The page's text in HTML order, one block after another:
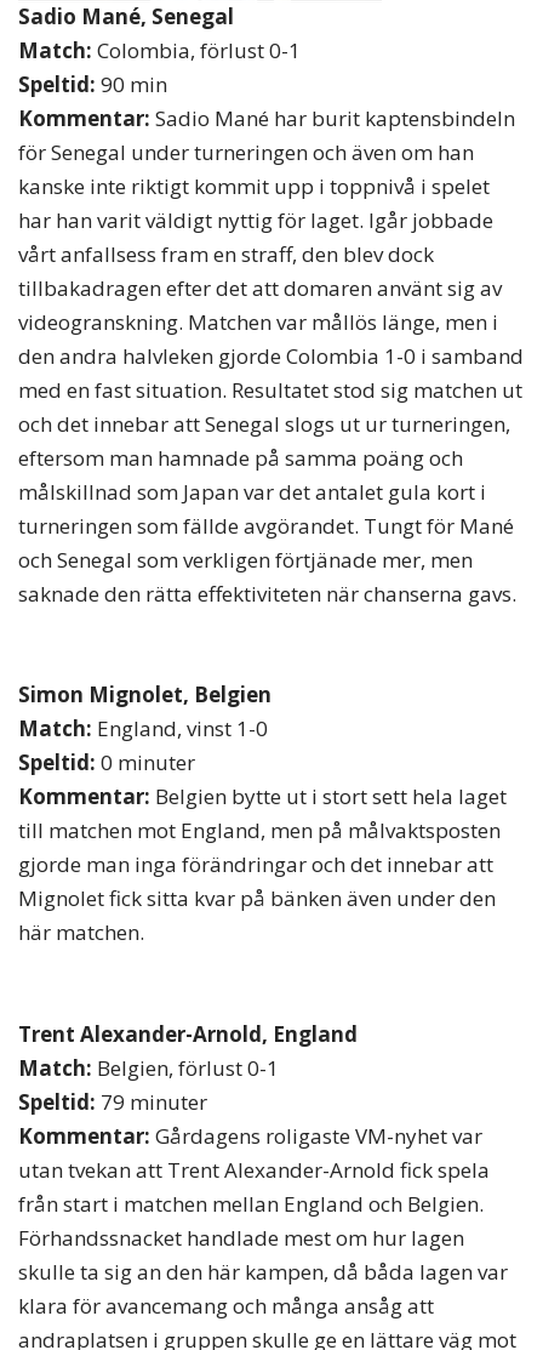
Sadio Mané, Senegal
Match: Colombia, förlust 0-1
Speltid: 90 min
Kommentar: Sadio Mané har burit kaptensbindeln
för Senegal under turneringen och även om han
kanske inte riktigt kommit upp i toppnivå i spelet
har han varit väldigt nyttig för laget. Igår jobbade
vårt anfallsess fram en straff, den blev dock
tillbakadragen efter det att domaren använt sig av
videogranskning. Matchen var mållös länge, men i
den andra halvleken gjorde Colombia 1-0 i samband
med en fast situation. Resultatet stod sig matchen ut
och det innebar att Senegal slogs ut ur turneringen,
eftersom man hamnade på samma poäng och
målskillnad som Japan var det antalet gula kort i
turneringen som fällde avgörandet. Tungt för Mané
och Senegal som verkligen förtjänade mer, men
saknade den rätta effektiviteten när chanserna gavs.
Simon Mignolet, Belgien
Match: England, vinst 1-0
Speltid: 0 minuter
Kommentar: Belgien bytte ut i stort sett hela laget
till matchen mot England, men på målvaktsposten
gjorde man inga förändringar och det innebar att
Mignolet fick sitta kvar på bänken även under den
här matchen.
Trent Alexander-Arnold, England
Match: Belgien, förlust 0-1
Speltid: 79 minuter
Kommentar: Gårdagens roligaste VM-nyhet var
utan tvekan att Trent Alexander-Arnold fick spela
från start i matchen mellan England och Belgien.
Förhandssnacket handlade mest om hur lagen
skulle ta sig an den här kampen, då båda lagen var
klara för avancemang och många ansåg att
andraplatsen i gruppen skulle ge en lättare väg mot